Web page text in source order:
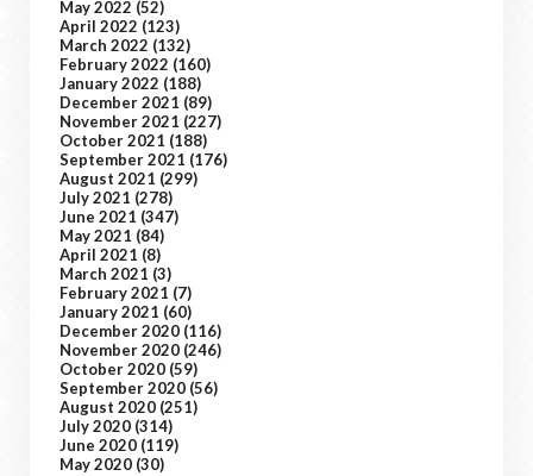
May 2022 (52)
April 2022 (123)
March 2022 (132)
February 2022 (160)
January 2022 (188)
December 2021 (89)
November 2021 (227)
October 2021 (188)
September 2021 (176)
August 2021 (299)
July 2021 (278)
June 2021 (347)
May 2021 (84)
April 2021 (8)
March 2021 (3)
February 2021 (7)
January 2021 (60)
December 2020 (116)
November 2020 (246)
October 2020 (59)
September 2020 (56)
August 2020 (251)
July 2020 (314)
June 2020 (119)
May 2020 (30)